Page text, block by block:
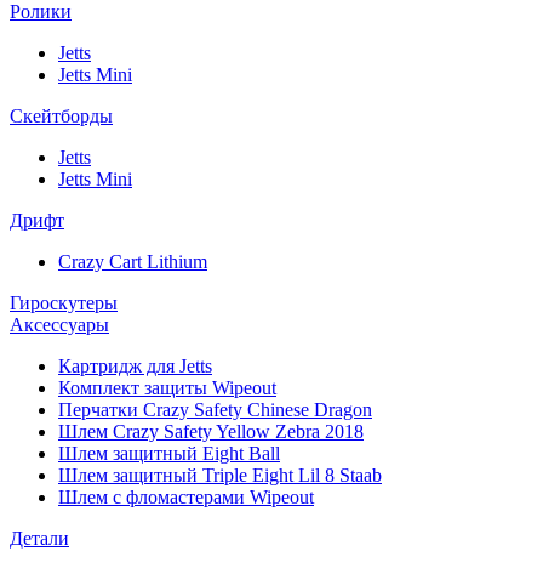
Ролики
Jetts
Jetts Mini
Скейтборды
Jetts
Jetts Mini
Дрифт
Crazy Cart Lithium
Гироскутеры
Аксессуары
Картридж для Jetts
Комплект защиты Wipeout
Перчатки Crazy Safety Chinese Dragon
Шлем Crazy Safety Yellow Zebra 2018
Шлем защитный Eight Ball
Шлем защитный Triple Eight Lil 8 Staab
Шлем с фломастерами Wipeout
Детали